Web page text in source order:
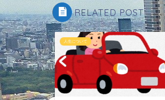
RELATED POST
人生について